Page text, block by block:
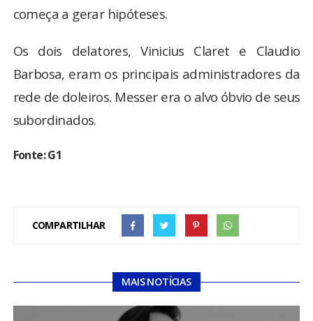
começa a gerar hipóteses.
Os dois delatores, Vinicius Claret e Claudio
Barbosa, eram os principais administradores da
rede de doleiros. Messer era o alvo óbvio de seus
subordinados.
Fonte: G1
COMPARTILHAR
MAIS NOTÍCIAS